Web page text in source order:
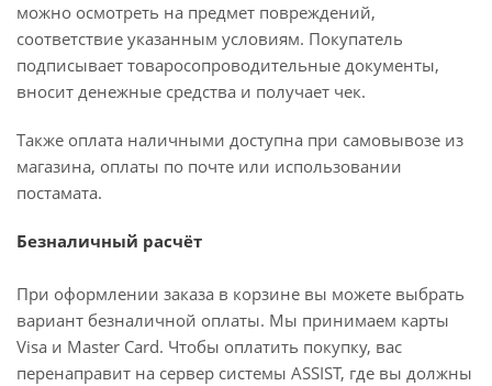
можно осмотреть на предмет повреждений,
соответствие указанным условиям. Покупатель
подписывает товаросопроводительные документы,
вносит денежные средства и получает чек.
Также оплата наличными доступна при самовывозе из
магазина, оплаты по почте или использовании
постамата.
Безналичный расчёт
При оформлении заказа в корзине вы можете выбрать
вариант безналичной оплаты. Мы принимаем карты
Visa и Master Card. Чтобы оплатить покупку, вас
перенаправит на сервер системы ASSIST, где вы должны